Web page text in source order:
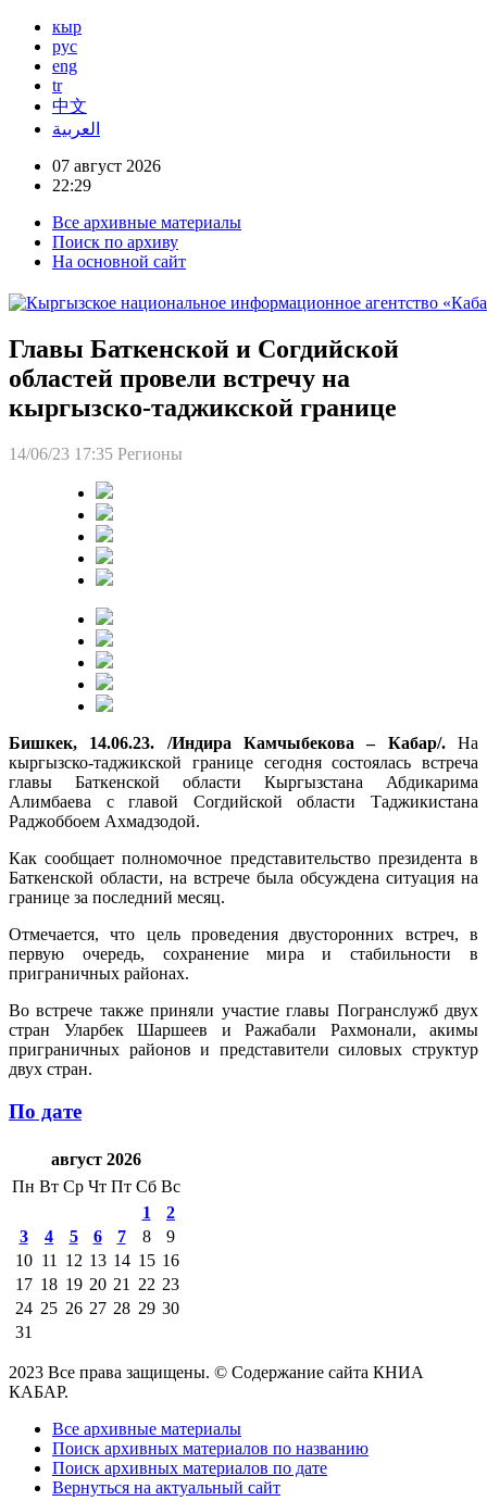
кыр
рус
eng
tr
中文
العربية
07 август 2026
22:29
Все архивные материалы
Поиск по архиву
На основной сайт
Главы Баткенской и Согдийской
областей провели встречу на
кыргызско-таджикской границе
14/06/23 17:35 Регионы
Бишкек, 14.06.23. /Индира Камчыбекова – Кабар/.На
кыргызско-таджикской границе сегодня состоялась встреча
главы Баткенской области Кыргызстана Абдикарима
Алимбаева с главой Согдийской области Таджикистана
Раджоббоем Ахмадзодой.
Как сообщает полномочное представительство президента в
Баткенской области, на встрече была обсуждена ситуация на
границе за последний месяц.
Отмечается, что цель проведения двусторонних встреч, в
первую очередь, сохранение мира и стабильности в
приграничных районах.
Во встрече также приняли участие главы Погранслужб двух
стран Уларбек Шаршеев и Ражабали Рахмонали, акимы
приграничных районов и представители силовых структур
двух стран.
По дате
август 2026
Пн Вт Ср Чт Пт Сб Вс
1
2
3
4 5 6 7 8
9
10 11 12 13 14 15 16
17 18 19 20 21 22 23
24 25 26 27 28 29 30
31
2023 Все права защищены. © Содержание сайта КНИА
КАБАР.
Все архивные материалы
Поиск архивных материалов по названию
Поиск архивных материалов по дате
Вернуться на актуальный сайт